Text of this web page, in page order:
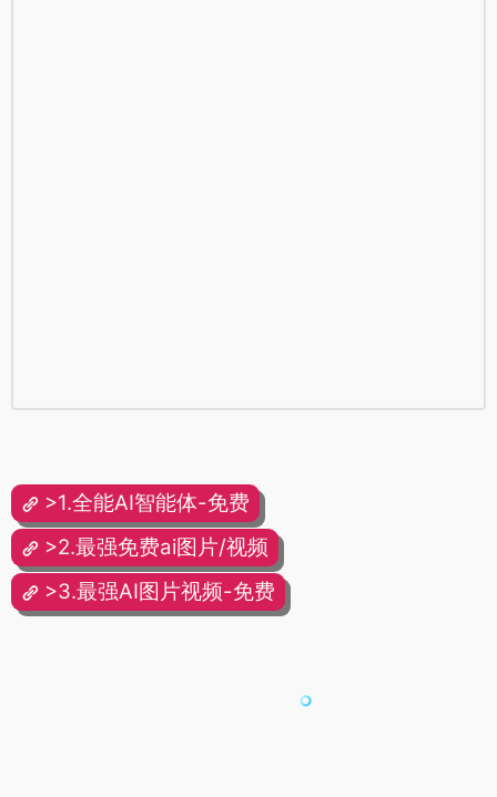
>1.全能AI智能体-免费
>2.最强免费ai图片/视频
>3.最强AI图片视频-免费